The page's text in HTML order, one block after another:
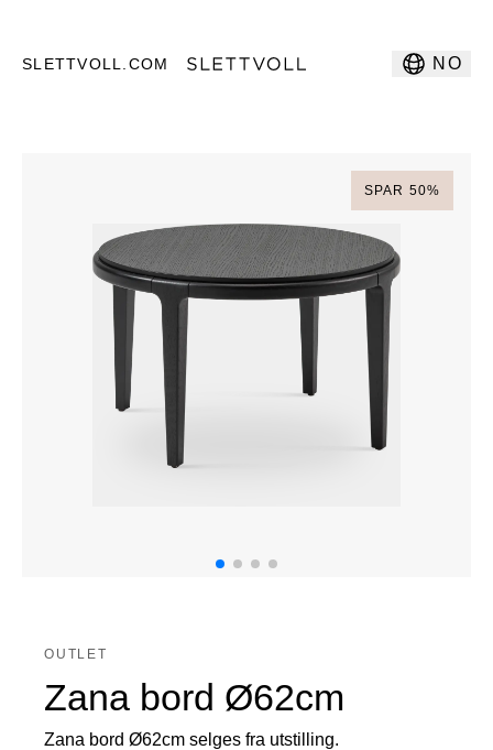
SLETTVOLL.COM NO
SPAR 50%
OUTLET
Zana bord Ø62cm
Zana bord Ø62cm selges fra utstilling.